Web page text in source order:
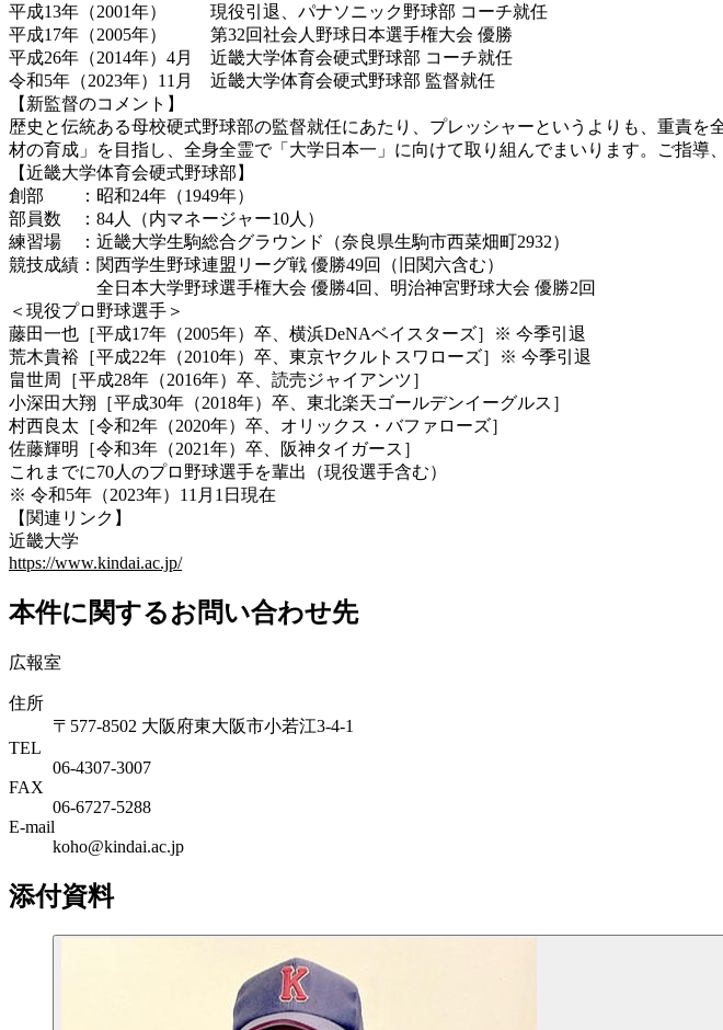
平成13年（2001年） 現役引退、パナソニック野球部 コーチ就任
平成17年（2005年） 第32回社会人野球日本選手権大会 優勝
平成26年（2014年）4月 近畿大学体育会硬式野球部 コーチ就任
令和5年（2023年）11月 近畿大学体育会硬式野球部 監督就任
【新監督のコメント】
歴史と伝統ある母校硬式野球部の監督就任にあたり、プレッシャーというよりも、重責
材の育成」を目指し、全身全霊で「大学日本一」に向けて取り組んでまいります。ご指導
【近畿大学体育会硬式野球部】
創部 ：昭和24年（1949年）
部員数 ：84人（内マネージャー10人）
練習場 ：近畿大学生駒総合グラウンド（奈良県生駒市西菜畑町2932）
競技成績：関西学生野球連盟リーグ戦 優勝49回（旧関六含む）
全日本大学野球選手権大会 優勝4回、明治神宮野球大会 優勝2回
＜現役プロ野球選手＞
藤田一也［平成17年（2005年）卒、横浜DeNAベイスターズ］※ 今季引退
荒木貴裕［平成22年（2010年）卒、東京ヤクルトスワローズ］※ 今季引退
畠世周［平成28年（2016年）卒、読売ジャイアンツ］
小深田大翔［平成30年（2018年）卒、東北楽天ゴールデンイーグルス］
村西良太［令和2年（2020年）卒、オリックス・バファローズ］
佐藤輝明［令和3年（2021年）卒、阪神タイガース］
これまでに70人のプロ野球選手を輩出（現役選手含む）
※ 令和5年（2023年）11月1日現在
【関連リンク】
近畿大学
https://www.kindai.ac.jp/
本件に関するお問い合わせ先
広報室
住所
〒577-8502 大阪府東大阪市小若江3-4-1
TEL
06‐4307‐3007
FAX
06‐6727‐5288
E-mail
koho@kindai.ac.jp
添付資料